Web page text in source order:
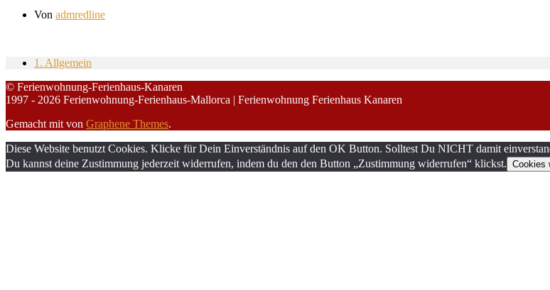
Von admredline
1. Allgemein
© Ferienwohnung-Ferienhaus-Kanaren
1997 - 2026 Ferienwohnung-Ferienhaus-Mallorca | Ferienwohnung Ferienhaus Kanaren
Gemacht mit von Graphene Themes.
Diese Website benutzt Cookies. Klicke für Dein Einverständnis auf den OK Button. Solltest Du NICHT damit
Du kannst deine Zustimmung jederzeit widerrufen, indem du den den Button „Zustimmung widerrufen“ klickst. Cookies